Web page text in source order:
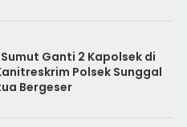
Ganti 2 Kapolsek di
Polsek Sunggal
Bergeser